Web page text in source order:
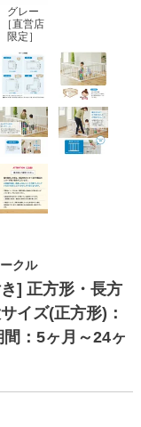
グレー
［直営店
限定］
クル
] 正方形・長方
イズ(正方形)：
：5ヶ月～24ヶ